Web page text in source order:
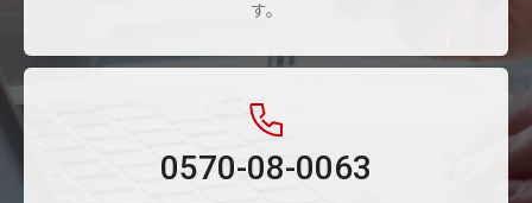
す。
0570-08-0063